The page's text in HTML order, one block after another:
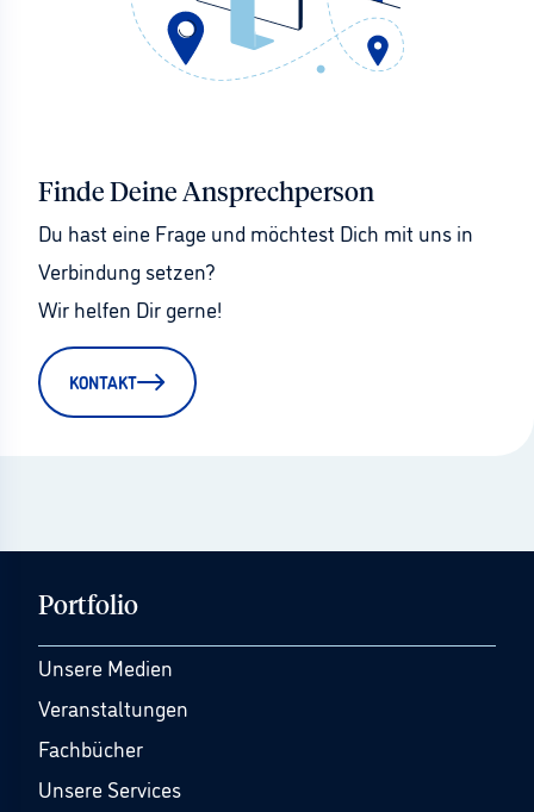
Finde Deine Ansprechperson
Du hast eine Frage und möchtest Dich mit uns in
Verbindung setzen?
Wir helfen Dir gerne!
KONTAKT
Portfolio
Unsere Medien
Veranstaltungen
Fachbücher
Unsere Services